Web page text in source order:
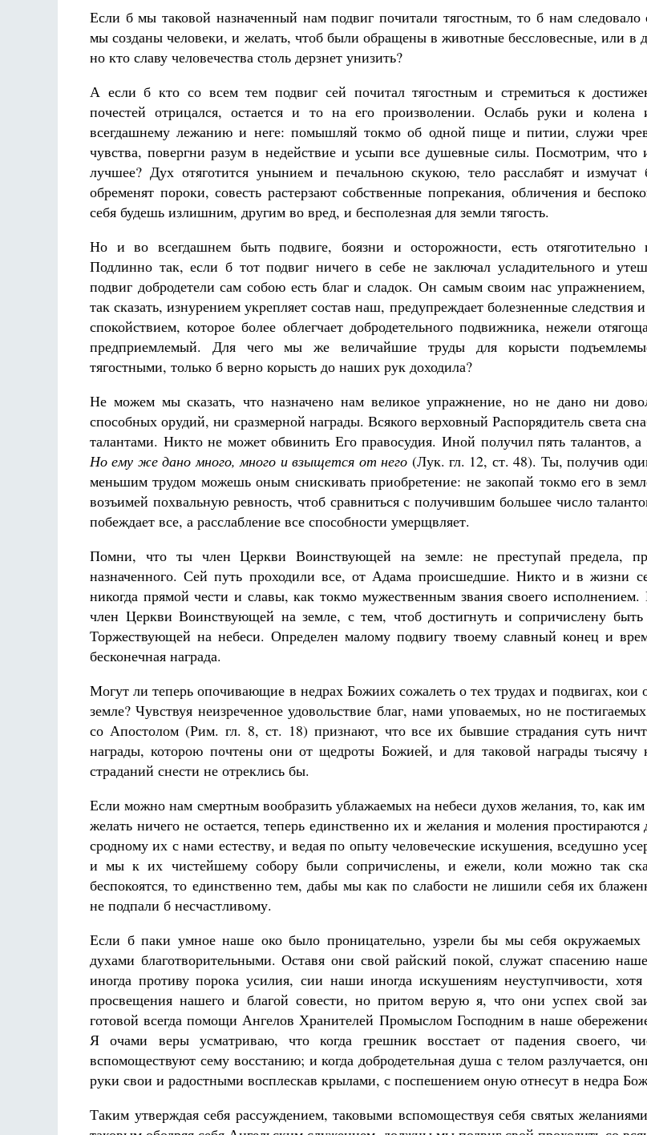
Если б мы таковой назначенный нам подвиг почитали тягостным, то б нам следовало
мы созданы человеки, и желать, чтоб были обращены в животные бессловесные, или в
но кто славу человечества столь дерзнет унизить?
А если б кто со всем тем подвиг сей почитал тягостным и стремиться к
почестей отрицался, остается и то на его произволении. Ослабь руки и колена
всегдашнему лежанию и неге: помышляй токмо об одной пище и питии, служи
чувства, повергни разум в недействие и усыпи все душевные силы. Посмотрим, что
лучшее? Дух отяготится унынием и печальною скукою, тело расслабят и измучат
обременят пороки, совесть растерзают собственные попрекания, обличения и
себя будешь излишним, другим во вред, и бесполезная для земли тягость.
Но и во всегдашнем быть подвиге, боязни и осторожности, есть отяготительно
Подлинно так, если б тот подвиг ничего в себе не заключал усладительного и
подвиг добродетели сам собою есть благ и сладок. Он самым своим нас
так сказать, изнурением укрепляет состав наш, предупреждает болезненные следствия
спокойствием, которое более облегчает добродетельного подвижника, нежели
предприемлемый. Для чего мы же величайшие труды для корысти
тягостными, только б верно корысть до наших рук доходила?
Не можем мы сказать, что назначено нам великое упражнение, но не дано ни
способных орудий, ни сразмерной награды. Всякого верховный Распорядитель света
талантами. Никто не может обвинить Его правосудия. Иной получил пять талантов, а
Но ему же дано много, много и взыщется от него (Лук. гл. 12, ст. 48). Ты, получив
меньшим трудом можешь оным снискивать приобретение: не закопай токмо его в
возъимей похвальную ревность, чтоб сравниться с получившим большее число
побеждает все, а расслабление все способности умерщвляет.
Помни, что ты член Церкви Воинствующей на земле: не преступай предела,
назначенного. Сей путь проходили все, от Адама происшедшие. Никто и в жизни
никогда прямой чести и славы, как токмо мужественным звания своего
член Церкви Воинствующей на земле, с тем, чтоб достигнуть и сопричислену
Торжествующей на небеси. Определен малому подвигу твоему славный конец и
бесконечная награда.
Могут ли теперь опочивающие в недрах Божиих сожалеть о тех трудах и подвигах, кои
земле? Чувствуя неизреченное удовольствие благ, нами уповаемых, но не
со Апостолом (Рим. гл. 8, ст. 18) признают, что все их бывшие страдания суть
награды, которою почтены они от щедроты Божией, и для таковой награды тысячу
страданий снести не отреклись бы.
Если можно нам смертным вообразить ублажаемых на небеси духов желания, то, как им
желать ничего не остается, теперь единственно их и желания и моления
сродному их с нами естеству, и ведая по опыту человеческие искушения, вседушно
и мы к их чистейшему собору были сопричислены, и ежели, коли можно так
беспокоятся, то единственно тем, дабы мы как по слабости не лишили себя их
не подпали б несчастливому.
Если б паки умное наше око было проницательно, узрели бы мы себя окружаемых
духами благотворительными. Оставя они свой райский покой, служат спасению
иногда противу порока усилия, сии наши иногда искушениям неуступчивости, хотя
просвещения нашего и благой совести, но притом верую я, что они успех свой
готовой всегда помощи Ангелов Хранителей Промыслом Господним в наше
Я очами веры усматриваю, что когда грешник восстает от падения своего,
вспомоществуют сему восстанию; и когда добродетельная душа с телом разлучается,
руки свои и радостными восплескав крылами, с поспешением оную отнесут в недра
Таким утверждая себя рассуждением, таковыми вспомоществуя себя святых